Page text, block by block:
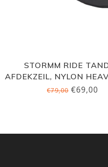
STORMM RIDE
AFDEKZEIL, NYLON
(DIV. MERKEN)
€79,00€69,00